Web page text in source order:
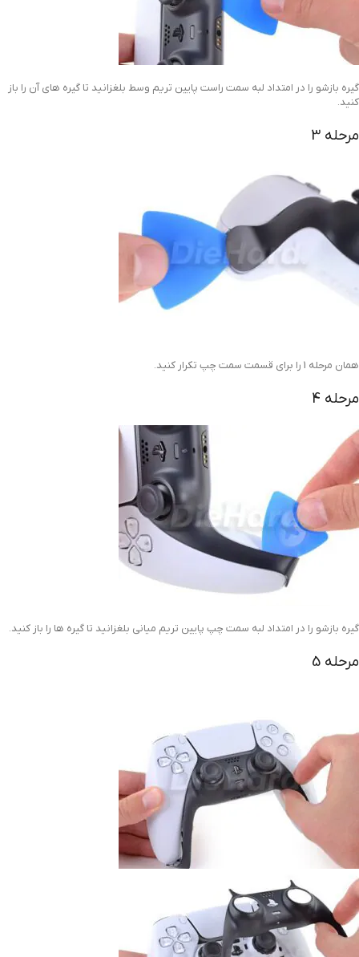
گیره بازشو را در امتداد لبه سمت راست پایین تریم وسط بلغزانید تا گیره های آن را باز
کنید.
مرحله 3
همان مرحله 1 را برای قسمت سمت چپ تکرار کنید.
مرحله 4
گیره بازشو را در امتداد لبه سمت چپ پایین تریم میانی بلغزانید تا گیره ها را باز کنید.
مرحله 5